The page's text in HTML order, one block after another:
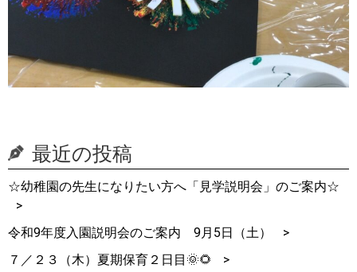
最近の投稿
☆幼稚園の先生になりたい方へ「見学説明会」のご案内☆
令和9年度入園説明会のご案内 9月5日（土）
７／２３（木）夏期保育２日目🌞🌻